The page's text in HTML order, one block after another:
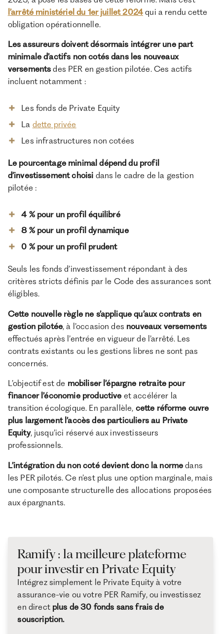
l’arrêté ministériel du 1er juillet 2024 qui a rendu cette
obligation opérationnelle.
Les assureurs doivent désormais intégrer une part
minimale d’actifs non cotés dans les nouveaux
versements des PER en gestion pilotée. Ces actifs
incluent notamment :
Les fonds de Private Equity
La dette privée
Les infrastructures non cotées
Le pourcentage minimal dépend du profil
d’investissement choisi dans le cadre de la gestion
pilotée :
4 % pour un profil équilibré
8 % pour un profil dynamique
0 % pour un profil prudent
Seuls les fonds d’investissement répondant à des
critères stricts définis par le Code des assurances sont
éligibles.
Cette nouvelle règle ne s’applique qu’aux contrats en
gestion pilotée, à l’occasion des nouveaux versements
effectués après l’entrée en vigueur de l’arrêté. Les
contrats existants ou les gestions libres ne sont pas
concernés.
L’objectif est de mobiliser l’épargne retraite pour
financer l’économie productive et accélérer la
transition écologique. En parallèle, cette réforme ouvre
plus largement l’accès des particuliers au Private
Equity, jusqu’ici réservé aux investisseurs
professionnels.
L’intégration du non coté devient donc la norme dans
les PER pilotés. Ce n’est plus une option marginale, mais
une composante structurelle des allocations proposées
aux épargnants.
Ramify : la meilleure plateforme
pour investir en Private Equity
Intégrez simplement le Private Equity à votre
assurance-vie ou votre PER Ramify, ou investissez
en direct plus de 30 fonds sans frais de
souscription.